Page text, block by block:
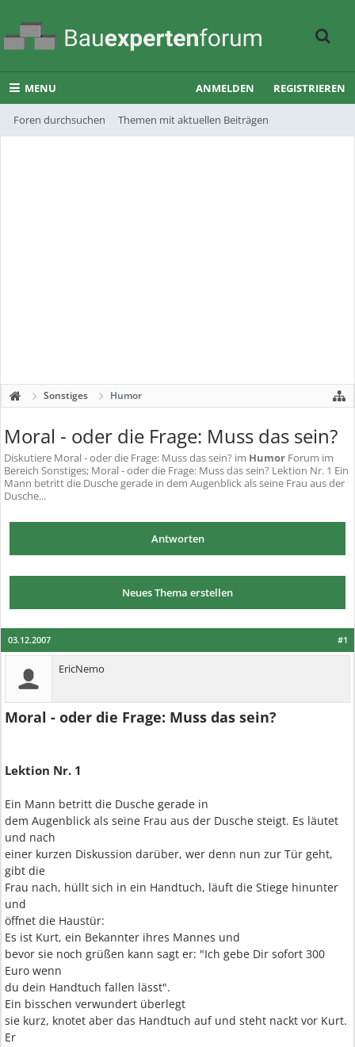
MENU
Foren durchsuchen Themen mit aktuellen Beiträgen
ANMELDEN REGISTRIEREN
Sonstiges Humor
Moral - oder die Frage: Muss das sein?
Diskutiere Moral - oder die Frage: Muss das sein? im Humor Forum im
Bereich Sonstiges; Moral - oder die Frage: Muss das sein? Lektion Nr. 1 Ein
Mann betritt die Dusche gerade in dem Augenblick als seine Frau aus der
Dusche...
Antworten
Neues Thema erstellen
#1
03.12.2007
EricNemo
Moral - oder die Frage: Muss das sein?
Lektion Nr. 1
Ein Mann betritt die Dusche gerade in
dem Augenblick als seine Frau aus der Dusche steigt. Es läutet
und nach
einer kurzen Diskussion darüber, wer denn nun zur Tür geht,
gibt die
Frau nach, hüllt sich in ein Handtuch, läuft die Stiege hinunter
und
öffnet die Haustür:
Es ist Kurt, ein Bekannter ihres Mannes und
bevor sie noch grüßen kann sagt er: "Ich gebe Dir sofort 300
Euro wenn
du dein Handtuch fallen lässt".
Ein bisschen verwundert überlegt
sie kurz, knotet aber das Handtuch auf und steht nackt vor Kurt.
Er